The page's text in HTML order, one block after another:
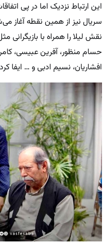
این ارتباط نزدیک اما در پی
سریال نیز از همین نقطه آغاز
نقش لیلا را همراه با
حسام منظور، آفرین عبیسی،
افشاریان، نسیم ادبی و … ایفا